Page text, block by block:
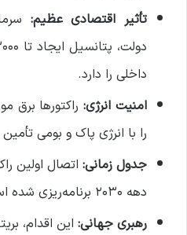
تأثیر اقتصادی عظیم:
داخلی را دارد.
امنیت انرژی:
را با انرژی پاک و بومی
جدول زمانی: اتصال اولین
دهه ۲۰۳۰ برنامه‌ریزی شده است.
رهبری جهانی: این اقدام،